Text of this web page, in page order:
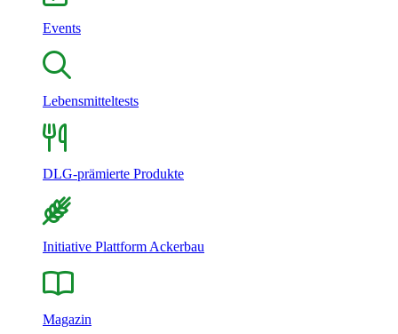
Events
Lebensmitteltests
DLG-prämierte Produkte
Initiative Plattform Ackerbau
Magazin